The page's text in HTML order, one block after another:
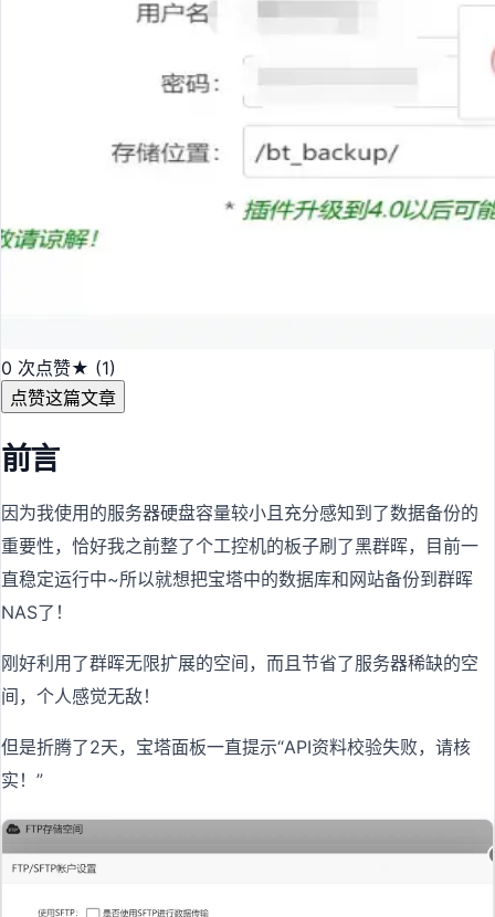
0 次点赞★ (1)
点赞这篇文章
前言
因为我使用的服务器硬盘容量较小且充分感知到了数据备份的
重要性，恰好我之前整了个工控机的板子刷了黑群晖，目前一
直稳定运行中~所以就想把宝塔中的数据库和网站备份到群晖
NAS了！
刚好利用了群晖无限扩展的空间，而且节省了服务器稀缺的空
间，个人感觉无敌！
但是折腾了2天，宝塔面板一直提示“API资料校验失败，请核
实！”